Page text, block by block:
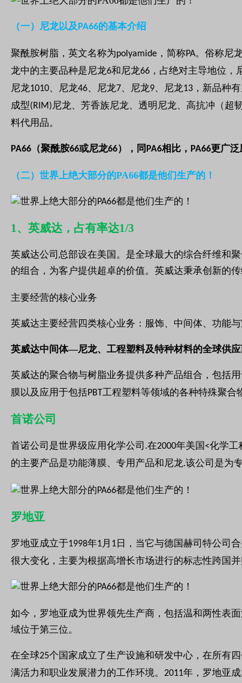
（一）尼龙以及PA66的基本介绍
聚酰胺树脂，英文名称为polyamide ，简称PA。俗称尼龙
龙中的主要品种是尼龙6和尼龙66 ，占绝对主导地位，
尼龙1010 、尼龙46 、尼龙7 、尼龙9 、尼龙13 ，新品种
成型(RIM)尼龙、芳香族尼龙、透明尼龙、高抗冲（超
料代用品。
PA66 （聚酰胺66或尼龙66），同 PA6相比， PA66更广泛
（二）世界上绝大部分的PA66都是他们生产的！
1、英威达，占有率达1/3
英威达公司总部设在美国。是全球最大的综合纤维和
的组合，为客户提供超卓的价值。英威达秉承创新的
主要经营的核心业务
英威达主要经营四类核心业务：服饰、中间体、功能与
英威达中间体—尼龙、工程塑料及特种材料的全球供
英威达的聚合物与树脂业务提供多种产品组合，包括
膜以及应用于包括PBT 工程塑料等领域的各种特殊聚合
首诺公司
首诺公司是世界级应用化学公司 .在2000年美国 <化学工
的主要产品是功能薄膜、专用产品和尼龙.该公司是为
罗地亚
罗地亚成立于1998年1月 1日，当它与德国赫司特公司
很大变化， 主要为根据高增长市场进行的标志性跨国并
如今，罗地亚成为世界领先生产商，包括温和两性表
域位于第三位。
在全球25个国家成立了生产设施和研发中心，在所有四
满活力和职业发展潜力的工作环境。 2011年，罗地亚